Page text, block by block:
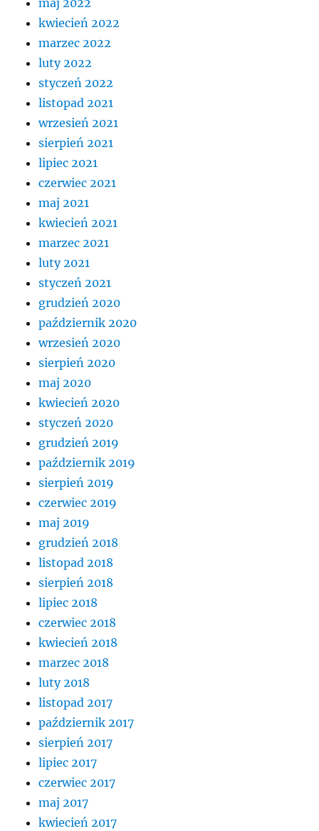
maj 2022
kwiecień 2022
marzec 2022
luty 2022
styczeń 2022
listopad 2021
wrzesień 2021
sierpień 2021
lipiec 2021
czerwiec 2021
maj 2021
kwiecień 2021
marzec 2021
luty 2021
styczeń 2021
grudzień 2020
październik 2020
wrzesień 2020
sierpień 2020
maj 2020
kwiecień 2020
styczeń 2020
grudzień 2019
październik 2019
sierpień 2019
czerwiec 2019
maj 2019
grudzień 2018
listopad 2018
sierpień 2018
lipiec 2018
czerwiec 2018
kwiecień 2018
marzec 2018
luty 2018
listopad 2017
październik 2017
sierpień 2017
lipiec 2017
czerwiec 2017
maj 2017
kwiecień 2017